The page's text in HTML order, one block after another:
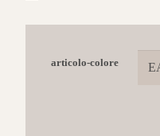
articolo-colore